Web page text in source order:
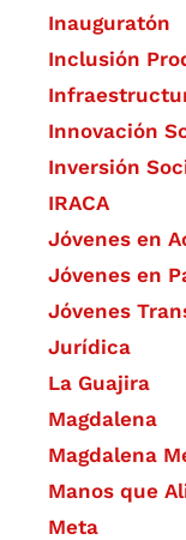
Inauguratón
Inclusión
​Innovación
Inversión
IRACA
Jóvenes en
Jóvenes en
Jóvenes
Jurídica
La Guajira
Magdalena
Magdalena
Manos que
Meta